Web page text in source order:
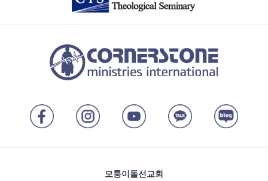
모퉁이돌선교회